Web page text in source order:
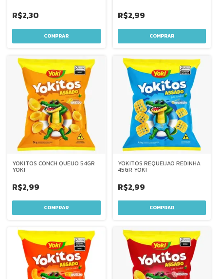
R$2,30 R$2,99
YOKITOS CONCH QUEIJO 54GR
YOKI
R$2,99
YOKITOS REQUEIJAO REDINHA
45GR YOKI
R$2,99